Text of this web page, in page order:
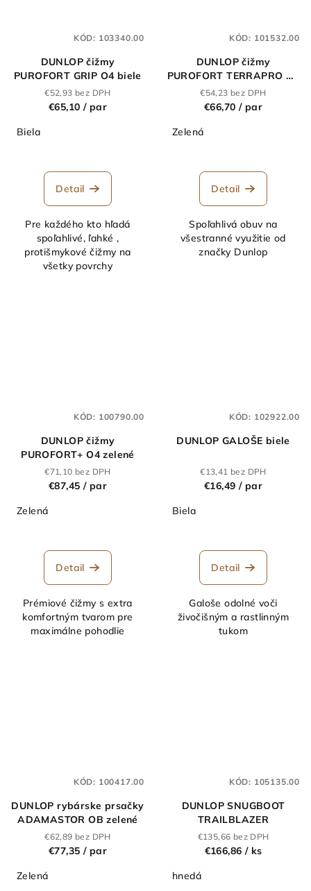
DUNLOP čižmy
PUROFORT GRIP O4 biele
€52,93 bez DPH
€65,10 / par
Biela
Detail
Pre každého kto hľadá
spoľahlivé, ľahké ,
protišmykové čižmy na
všetky povrchy
KÓD: 103340.00
DUNLOP čižmy
PUROFORT TERRAPRO O4
zelené
€54,23 bez DPH
€66,70 / par
Zelená
Detail
Spoľahlivá obuv na
všestranné využitie od
značky Dunlop
KÓD: 101532.00
DUNLOP čižmy
PUROFORT+ O4 zelené
€71,10 bez DPH
€87,45 / par
Zelená
Detail
Prémiové čižmy s extra
komfortným tvarom pre
maximálne pohodlie
KÓD: 100790.00
DUNLOP GALOŠE biele
€13,41 bez DPH
€16,49 / par
Biela
Detail
Galoše odolné voči
živočišným a rastlinným
tukom
KÓD: 102922.00
DUNLOP rybárske prsačky
ADAMASTOR OB zelené
€62,89 bez DPH
€77,35 / par
Zelená
KÓD: 100417.00
DUNLOP SNUGBOOT
TRAILBLAZER
€135,66 bez DPH
€166,86 / ks
hnedá
KÓD: 105135.00